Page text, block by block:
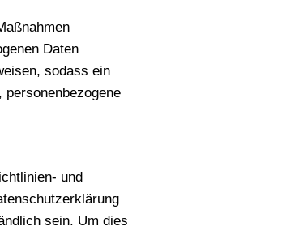
Daten
sodass ein
und
sein. Um dies